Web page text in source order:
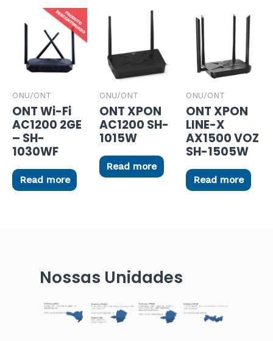
ONU/ONT
ONT Wi-Fi
AC1200 2GE
– SH-
1030WF
Read more
ONU/ONT
ONT XPON
AC1200 SH-
1015W
Read more
ONU/ONT
ONT XPON
LINE-X
AX1500 VOZ
SH-1505W
Read more
Nossas Unidades